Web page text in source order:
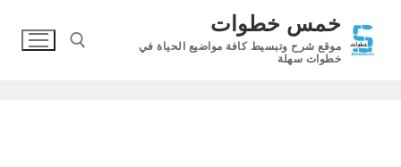
المحتوى
خمس خطوات
موقع شرح وتبسيط كافة مواضيع الحياة في
خطوات سهلة